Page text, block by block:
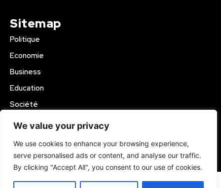
We value your privacy
We use cookies to enhance your browsing experience,
serve personalised ads or content, and analyse our traffic.
By clicking "Accept All", you consent to our use of cookies.
Sitemap
Politique
Economie
Business
Education
Société
Sport
© 2024 Kamer Infos+. All Rights Reserved.